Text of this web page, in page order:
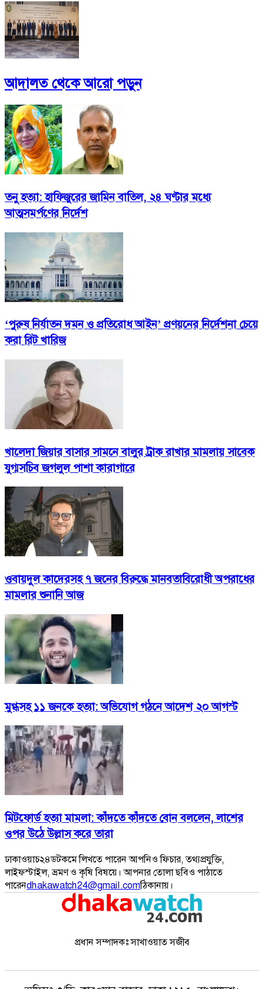
আদালতথেকে আরো পড়ুন
তনু হত্যা: হাফিজুরের জামিন বাতিল, ২৪ ঘণ্টার মধ্যে
আত্মসমর্পণের নির্দেশ
‘পুরুষ নির্যাতন দমন ও প্রতিরোধ আইন’ প্রণয়নের নির্দেশনা চেয়ে
করা রিট খারিজ
খালেদা জিয়ার বাসার সামনে বালুর ট্রাক রাখার মামলায় সাবেক
যুগ্মসচিব জগলুল পাশা কারাগারে
ওবায়দুল কাদেরসহ ৭ জনের বিরুদ্ধে মানবতাবিরোধী অপরাধের
মামলার শুনানি আজ
মুগ্ধসহ ১১ জনকে হত্যা: অভিযোগ গঠনে আদেশ ২০ আগস্ট
মিটফোর্ড হত্যা মামলা: কাঁদতে কাঁদতে বোন বললেন, লাশের
ওপর উঠে উল্লাস করে তারা
ঢাকাওয়াচ২৪ডটকমে লিখতে পারেন আপনিও ফিচার, তথ্যপ্রযুক্তি,
লাইফস্টাইল, ভ্রমণ ও কৃষি বিষয়ে। আপনার তোলা ছবিও পাঠাতে
পারেনdhakawatch24@gmail.comঠিকানায়।
প্রধান সম্পাদকঃ সাখাওয়াত সজীব